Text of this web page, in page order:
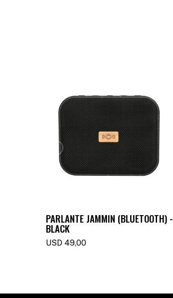
PARLANTE JAMMIN (BLUETOOTH) -
BLACK
USD 49,00